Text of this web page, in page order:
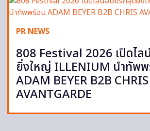
PR NEWS
808 Festival 2026 เปิดไล
ยิ่งใหญ่ ILLENIUM นำทัพ
ADAM BEYER B2B CHRIS
AVANTGARDE